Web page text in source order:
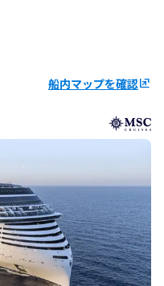
船内マップを確認ungroup